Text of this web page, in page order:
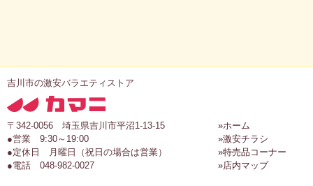
吉川市の激安バラエティストア
〒342-0056 埼玉県吉川市平沼1-13-15
●営業 9:30～19:00
●定休日 月曜日（祝日の場合は営業）
●電話 048-982-0027
»ホーム
»激安チラシ
»特売品コーナー
»店内マップ